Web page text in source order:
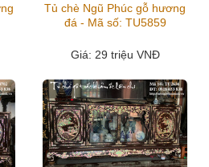
Tủ chè Ngũ Phúc gỗ hương
đá - Mã số: TU5859
Giá: 29 triệu VNĐ